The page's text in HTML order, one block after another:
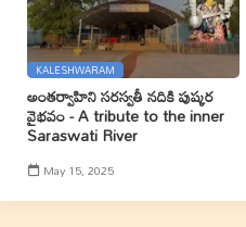
KALESHWARAM
అంతర్వాహిని సరస్వతీ నదికి పుష్కర
వైభవం - A tribute to the inner
Saraswati River
May 15, 2025